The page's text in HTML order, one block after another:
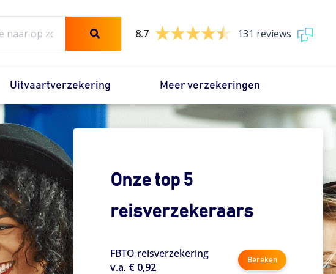
8.7
131 reviews
Uitvaartverzekering Meer verzekeringen
Onze top 5
reisverzekeraars
FBTO reisverzekering
v.a. € 0,92
Bereken